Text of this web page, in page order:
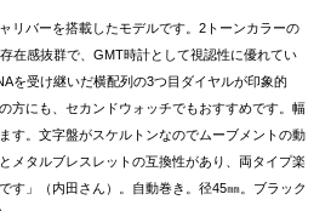
リバーを搭載したモデルです。2トーンカラーの
在感抜群で、GMT時計として視認性に優れてい
を受け継いだ横配列の3つ目ダイヤルが印象的
方にも、セカンドウォッチでもおすすめです。幅
す。文字盤がスケルトンなのでムーブメントの動
メタルブレスレットの互換性があり、両タイプ楽
す」（内田さん）。自動巻き。径45㎜。ブラック